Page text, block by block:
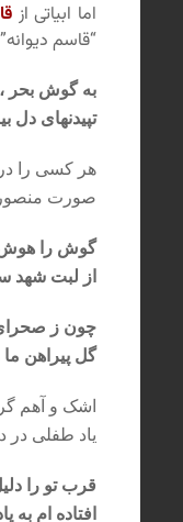
اما ابیاتی از
“قاسم
به گوش بحر
تپیدنهای دل
هر کسی را
صورت منصور
گوش را هوش
از لبت شهد
چون ز
گل پیراهن
اشک و آهم
یاد طفلی در
قرب تو را
افتاده ام به